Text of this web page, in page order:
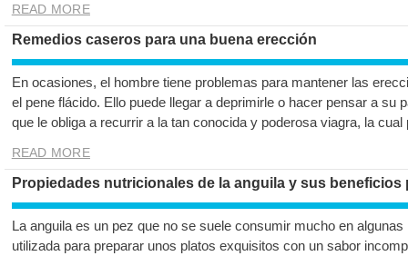
READ MORE
Remedios caseros para una buena erección
En ocasiones, el hombre tiene problemas para mantener las
el pene flácido. Ello puede llegar a deprimirle o hacer pensar a su
que le obliga a recurrir a la tan conocida y poderosa viagra, la
READ MORE
Propiedades nutricionales de la anguila y sus beneficios
La anguila es un pez que no se suele consumir mucho en
utilizada para preparar unos platos exquisitos con un sabor